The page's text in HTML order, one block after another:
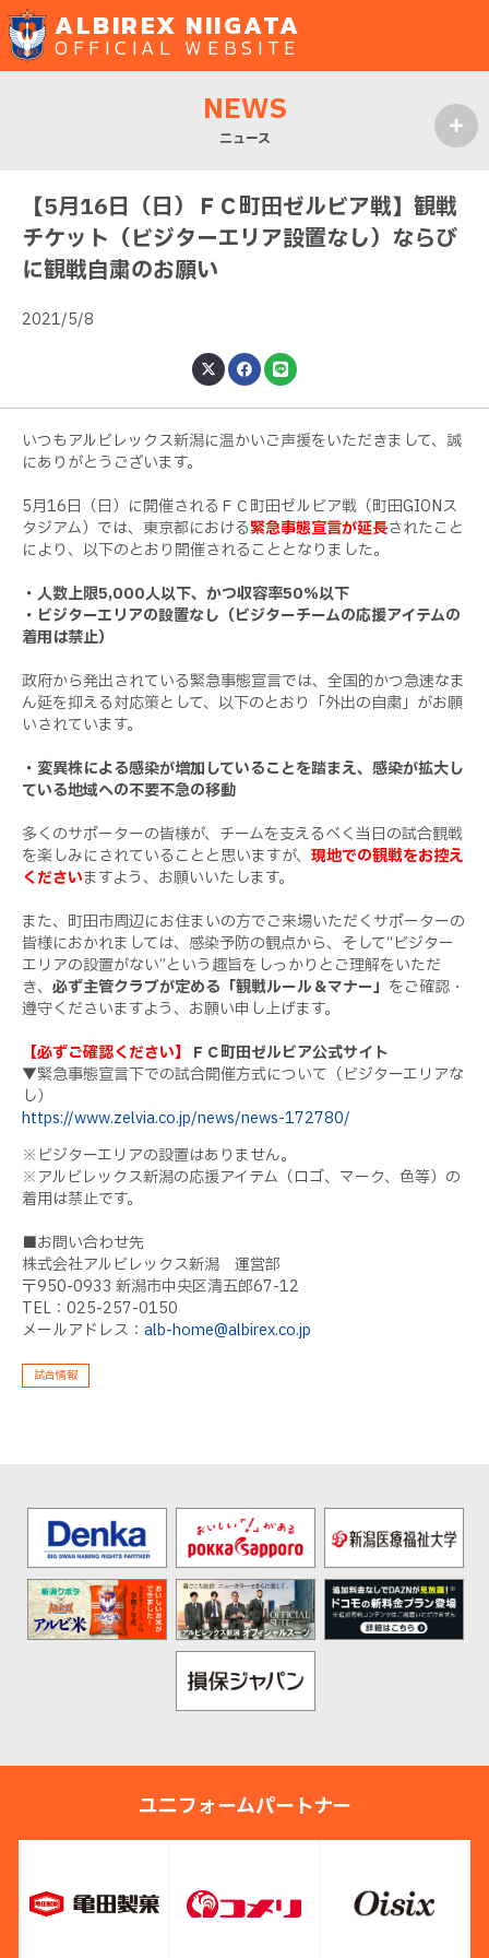
ALBIREX NIIGATA
OFFICIAL WEBSITE
NEWS
ニュース
【5月16日（日）ＦＣ町田ゼルビア戦】観戦
チケット（ビジターエリア設置なし）ならび
に観戦自粛のお願い
2021/5/8
いつもアルビレックス新潟に温かいご声援をいただきまして、誠
にありがとうございます。
5月16日（日）に開催されるＦＣ町田ゼルビア戦（町田GIONス
タジアム）では、東京都における緊急事態宣言が延長されたこと
により、以下のとおり開催されることとなりました。
・人数上限5,000人以下、かつ収容率50％以下
・ビジターエリアの設置なし（ビジターチームの応援アイテムの
着用は禁止）
政府から発出されている緊急事態宣言では、全国的かつ急速なま
ん延を抑える対応策として、以下のとおり「外出の自粛」がお願
いされています。
・変異株による感染が増加していることを踏まえ、感染が拡大し
ている地域への不要不急の移動
多くのサポーターの皆様が、チームを支えるべく当日の試合観戦
を楽しみにされていることと思いますが、 現地での観戦をお控え
くださいますよう、お願いいたします。
また、町田市周辺にお住まいの方でご来場いただくサポーターの
皆様におかれましては、感染予防の観点から、そして“ビジター
エリアの設置がない”という趣旨をしっかりとご理解をいただ
き、 必ず主管クラブが定める「観戦ルール＆マナー」 をご確認・
遵守くださいますよう、お願い申し上げます。
【必ずご確認ください】
ＦＣ町田ゼルビア公式サイト
▼緊急事態宣言下での試合開催方式について（ビジターエリアな
し）
https://www.zelvia.co.jp/news/news-172780/
※ビジターエリアの設置はありません。
※アルビレックス新潟の応援アイテム（ロゴ、マーク、色等）の
着用は禁止です。
■お問い合わせ先
株式会社アルビレックス新潟 運営部
〒950-0933 新潟市中央区清五郎67-12
TEL：025-257-0150
メールアドレス： alb-home@albirex.co.jp
試合情報
ユニフォームパートナー